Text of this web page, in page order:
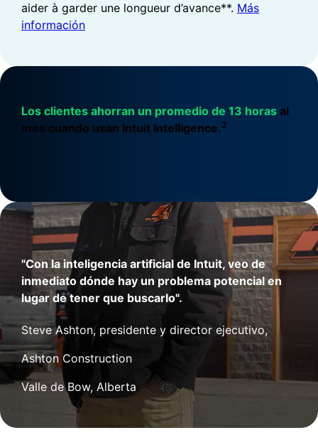
aider à garder une longueur d’avance**. Más
información
Los clientes ahorran un promedio de 13 horas al
mes cuando usan Intuit Intelligence.2
"Con la inteligencia artificial de Intuit, veo de
inmediato dónde hay un problema potencial en
lugar de tener que buscarlo".
Steve Ashton, presidente y director ejecutivo,
Ashton Construction
Valle de Bow, Alberta